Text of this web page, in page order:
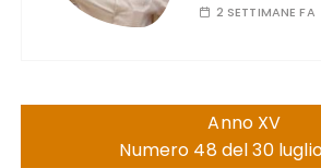
2 SETTIMANE FA
Anno XV
Numero 48 del 30